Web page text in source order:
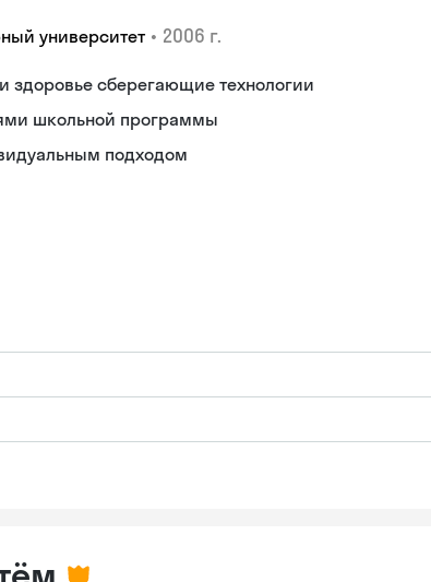
университет • 2006 г.
здоровье сберегающие технологии
школьной программы
подходом